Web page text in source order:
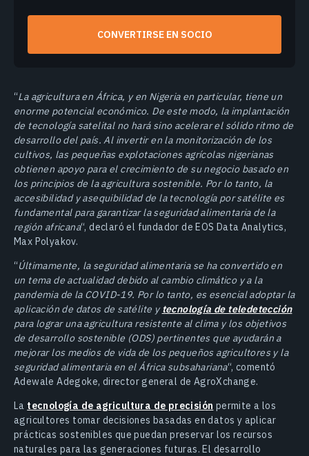
CONVERTIRSE EN SOCIO
“La agricultura en África, y en Nigeria en particular, tiene un
enorme potencial económico. De este modo, la implantación
de tecnología satelital no hará sino acelerar el sólido ritmo de
desarrollo del país. Al invertir en la monitorización de los
cultivos, las pequeñas explotaciones agrícolas nigerianas
obtienen apoyo para el crecimiento de su negocio basado en
los principios de la agricultura sostenible. Por lo tanto, la
accesibilidad y asequibilidad de la tecnología por satélite es
fundamental para garantizar la seguridad alimentaria de la
región africana“, declaró el fundador de EOS Data Analytics,
Max Polyakov.
“Últimamente, la seguridad alimentaria se ha convertido en
un tema de actualidad debido al cambio climático y a la
pandemia de la COVID-19. Por lo tanto, es esencial adoptar la
aplicación de datos de satélite ytecnología de teledetección
para lograr una agricultura resistente al clima y los objetivos
de desarrollo sostenible (ODS) pertinentes que ayudarán a
mejorar los medios de vida de los pequeños agricultores y la
seguridad alimentaria en el África subsahariana“, comentó
Adewale Adegoke, director general de AgroXchange.
La tecnología de agricultura de precisión permite a los
agricultores tomar decisiones basadas en datos y aplicar
prácticas sostenibles que puedan preservar los recursos
naturales para las generaciones futuras. El desarrollo